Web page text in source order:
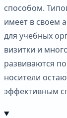
способом.
имеет в своем
для учебных
визитки и
развиваются
носители
эффективным